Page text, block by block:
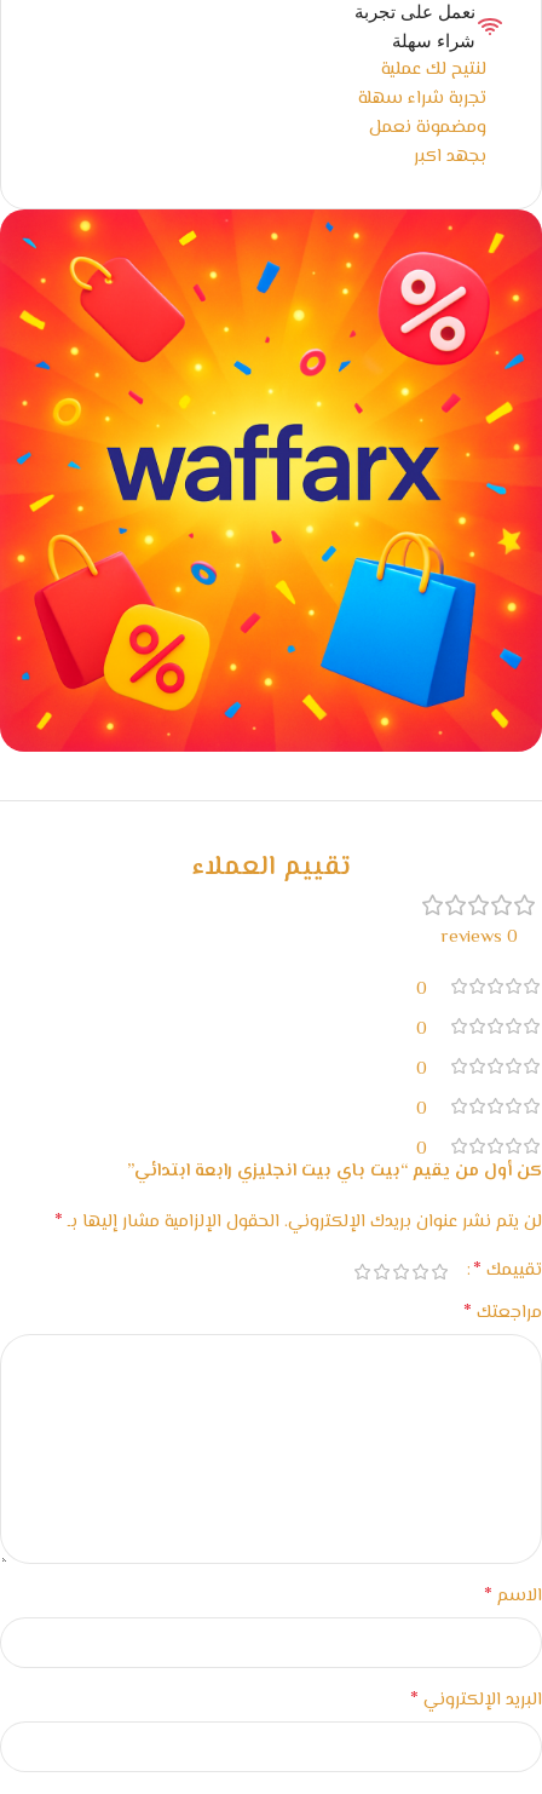
نعمل على تجربة
شراء سهلة
لنتيح لك عملية
تجربة شراء سهلة
ومضمونة نعمل
بجهد اكبر
خصومات كبيرة
تقييم العملاء
0 reviews
0
0
0
0
0
كن أول من يقيم “بيت باي بيت انجليزي رابعة ابتدائي”
لن يتم نشر عنوان بريدك الإلكتروني. الحقول الإلزامية مشار إليها بـ*
تقييمك *
مراجعتك *
الاسم *
البريد الإلكتروني *